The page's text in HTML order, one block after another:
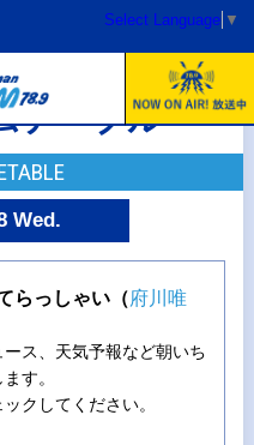
Select Language ▼
テーブル
Wed.
らっしゃい（府川唯
ス、天気予報など朝いち
す。
クしてください。